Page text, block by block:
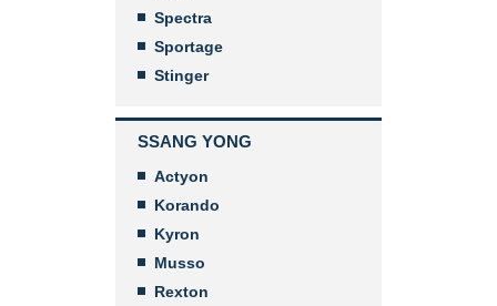
Spectra
Sportage
Stinger
SSANG YONG
Actyon
Korando
Kyron
Musso
Rexton